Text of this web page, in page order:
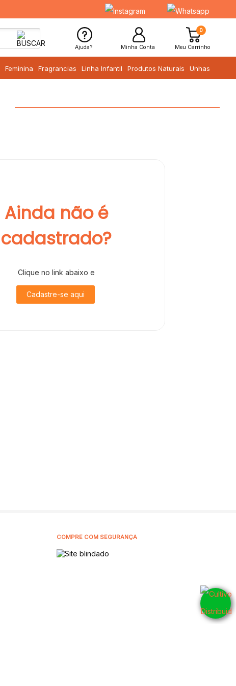
Ajuda? Minha Conta
0
Meu Carrinho
Feminina Fragrancias Linha Infantil Produtos Naturais Unhas
Ainda não é
cadastrado?
Clique no link abaixo e
Cadastre-se aqui
COMPRE COM SEGURANÇA